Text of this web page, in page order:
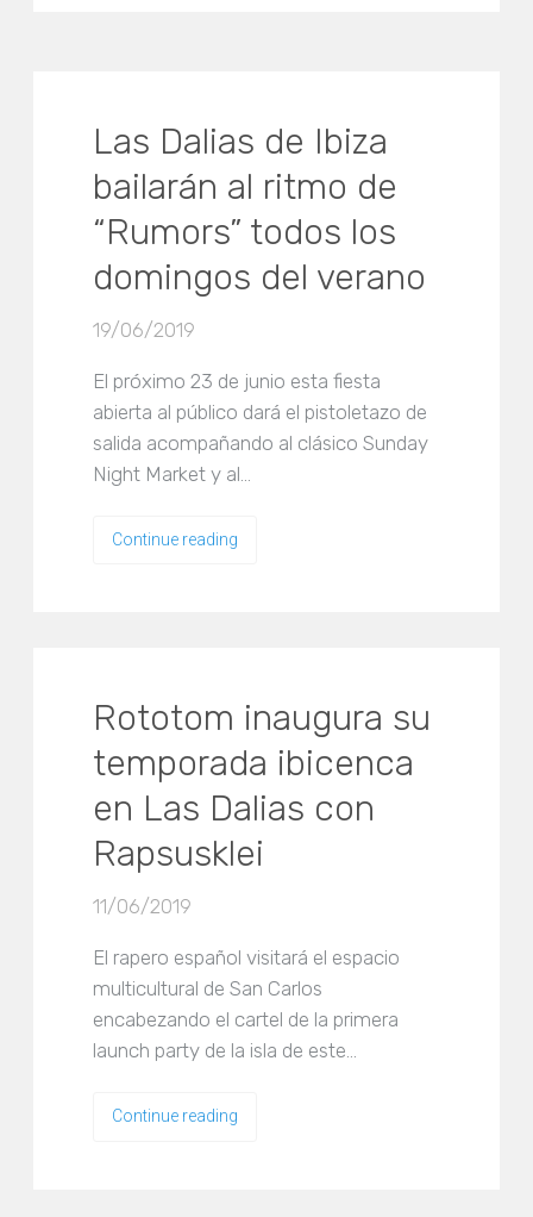
Las Dalias de Ibiza
bailarán al ritmo de
“Rumors” todos los
domingos del verano
19/06/2019
El próximo 23 de junio esta fiesta
abierta al público dará el pistoletazo de
salida acompañando al clásico Sunday
Night Market y al…
Continue reading
Rototom inaugura su
temporada ibicenca
en Las Dalias con
Rapsusklei
11/06/2019
El rapero español visitará el espacio
multicultural de San Carlos
encabezando el cartel de la primera
launch party de la isla de este…
Continue reading